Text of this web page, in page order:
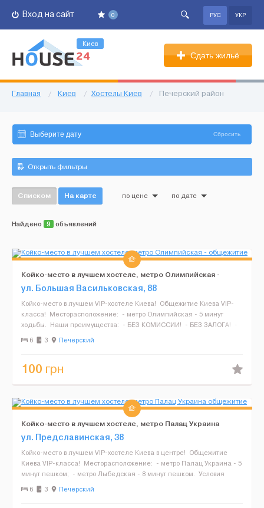
0
Вход на сайт РУС УКР
Киев
Сдать жильё
Главная / Киев / Хостелы Киев / Печерский район
Сбросить
Открыть фильтры
Списком На карте по цене по дате
Найдено 9 объявлений
Койко-место в лучшем хостеле, метро Олимпийская -
общежитие
ул. Большая Васильковская, 88
Койко-место в лучшем VIP-хостеле Киева! Общежитие Киева VIP-
класса! Месторасположение: - метро Олимпийская - 5 минут
ходьбы. Наши преимущества: - БЕЗ КОМИССИИ! - БЕЗ ЗАЛОГА! -
Бронирование...
6 3 Печерский
100 грн
Койко-место в лучшем хостеле, метро Палац Украина
общежитие
ул. Предславинская, 38
Койко-место в лучшем VIP-хостеле Киева в центре! Общежитие
Киева VIP-класса! Месторасположение: - метро Палац Украина - 5
минут пешком; - метро Лыбедская - 8 минут пешком. Условия
проживания: - ...
6 3 Печерский